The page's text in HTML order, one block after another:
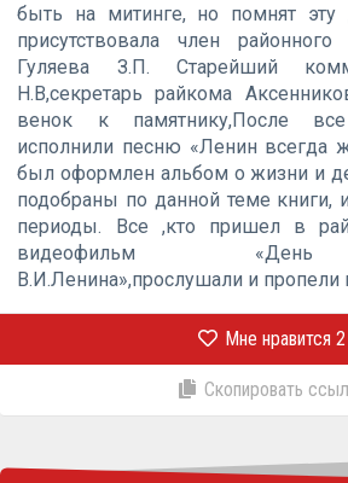
быть на митинге, но помнят эту
присутствовала член районного
Гуляева З.П. Старейший
Н.В,секретарь райкома
венок к памятнику,После все
исполнили песню «Ленин всегда
был оформлен альбом о жизни и
подобраны по данной теме книги,
периоды. Все ,кто пришел в
видеофильм
В.И.Ленина»,прослушали и пропели
Мне нравится 2
Скопировать